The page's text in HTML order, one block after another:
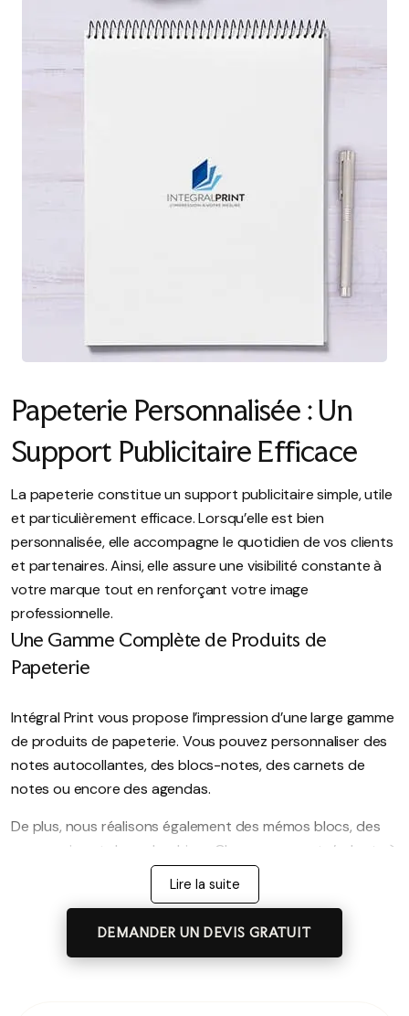
Papeterie Personnalisée : Un
Support Publicitaire Efficace
La papeterie constitue un support publicitaire simple, utile
et particulièrement efficace. Lorsqu’elle est bien
personnalisée, elle accompagne le quotidien de vos clients
et partenaires. Ainsi, elle assure une visibilité constante à
votre marque tout en renforçant votre image
professionnelle.
Une Gamme Complète de Produits de
Papeterie
Intégral Print vous propose l’impression d’une large gamme
de produits de papeterie. Vous pouvez personnaliser des
notes autocollantes, des blocs-notes, des carnets de
notes ou encore des agendas.
De plus, nous réalisons également des mémos blocs, des
sous-mains et des calendriers. Chaque support s’adapte à
vos besoins de communication et à votre identité visuelle.
Ainsi, vous disposez de solutions variées pour diffuser
votre marque au quotidien.
Un Support Utile au Quotidien
Lire la suite
DEMANDER UN DEVIS GRATUIT